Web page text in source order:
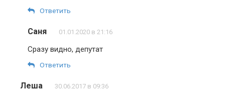
Ответить
Саня 01.01.2020 в 21:16
Сразу видно, депутат
Ответить
Леша 30.06.2017 в 09:36